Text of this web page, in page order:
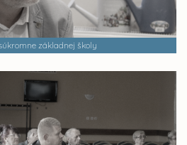
základnej školy